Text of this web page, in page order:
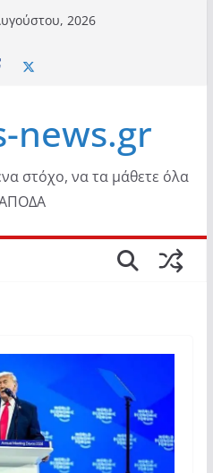
2026
news.gr
στόχο, να τα μάθετε όλα